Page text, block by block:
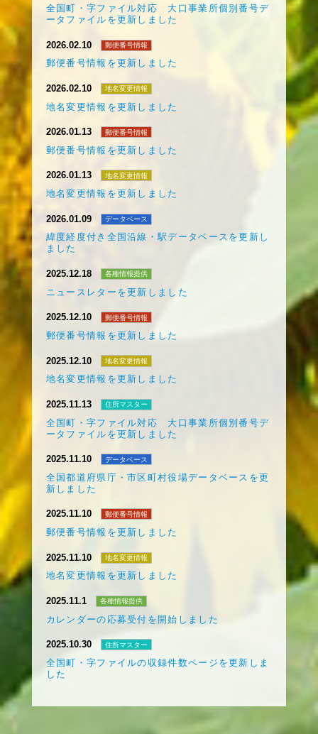
全国町・字ファイル対応 大口事業所個別番号デ
ータファイルを更新しました
2026.02.10 郵便番号情報
郵便番号情報を更新しました
2026.02.10 地名変更情報
地名変更情報を更新しました
2026.01.13 郵便番号情報
郵便番号情報を更新しました
2026.01.13 地名変更情報
地名変更情報を更新しました
2026.01.09 データベース
緯度経度付き全国沿線・駅データベースを更新し
ました
2025.12.18 各種情報提供
ニュースレターを更新しました
2025.12.10 郵便番号情報
郵便番号情報を更新しました
2025.12.10 地名変更情報
地名変更情報を更新しました
2025.11.13 住所マスター
全国町・字ファイル対応 大口事業所個別番号デ
ータファイルを更新しました
2025.11.10 データベース
全国都道府県庁・市区町村役場データベースを更
新しました
2025.11.10 郵便番号情報
郵便番号情報を更新しました
2025.11.10 地名変更情報
地名変更情報を更新しました
2025.11.1 各種情報提供
カレンダーの応募受付を開始しました
2025.10.30 住所マスター
全国町・字ファイルの収録件数ページを更新しま
した